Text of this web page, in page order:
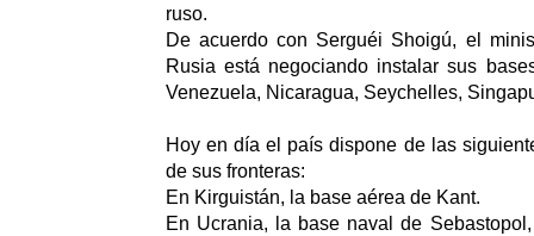
ruso.
De acuerdo con Serguéi Shoigú, el
Rusia está negociando instalar sus
Venezuela, Nicaragua, Seychelles,
Hoy en día el país dispone de las
de sus fronteras:
En Kirguistán, la base aérea de Kant.
En Ucrania, la base naval de